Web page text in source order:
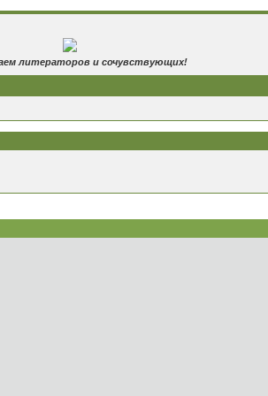
литераторов и сочувствующих!